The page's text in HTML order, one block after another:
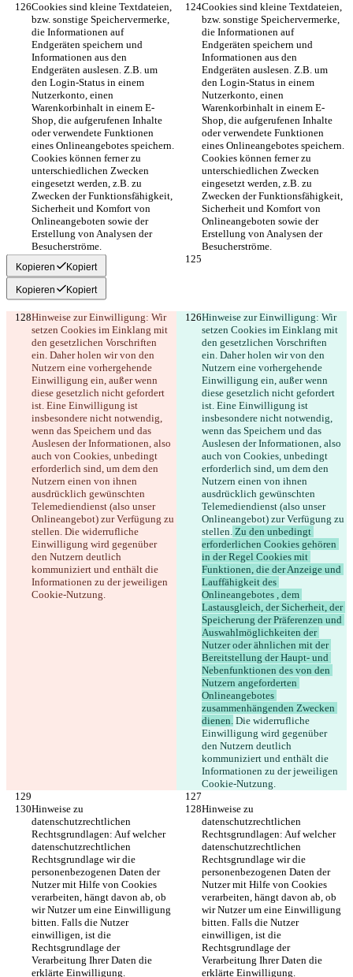
Cookies sind kleine Textdateien,
bzw. sonstige Speichervermerke,
die Informationen auf
Endgeräten speichern und
Informationen aus den
Endgeräten auslesen. Z.B. um
den Login-Status in einem
Nutzerkonto, einen
Warenkorbinhalt in einem E-
Shop, die aufgerufenen Inhalte
oder verwendete Funktionen
eines Onlineangebotes speichern.
Cookies können ferner zu
unterschiedlichen Zwecken
eingesetzt werden, z.B. zu
Zwecken der Funktionsfähigkeit,
Sicherheit und Komfort von
Onlineangeboten sowie der
Erstellung von Analysen der
Besucherströme.
Cookies sind kleine Textdateien,
bzw. sonstige Speichervermerke,
die Informationen auf
Endgeräten speichern und
Informationen aus den
Endgeräten auslesen. Z.B. um
den Login-Status in einem
Nutzerkonto, einen
Warenkorbinhalt in einem E-
Shop, die aufgerufenen Inhalte
oder verwendete Funktionen
eines Onlineangebotes speichern.
Cookies können ferner zu
unterschiedlichen Zwecken
eingesetzt werden, z.B. zu
Zwecken der Funktionsfähigkeit,
Sicherheit und Komfort von
Onlineangeboten sowie der
Erstellung von Analysen der
Besucherströme.
Kopieren Kopiert
Kopieren Kopiert
Hinweise zur Einwilligung: Wir
setzen Cookies im Einklang mit
den gesetzlichen Vorschriften
ein. Daher holen wir von den
Nutzern eine vorhergehende
Einwilligung ein, außer wenn
diese gesetzlich nicht gefordert
ist. Eine Einwilligung ist
insbesondere nicht notwendig,
wenn das Speichern und das
Auslesen der Informationen, also
auch von Cookies, unbedingt
erforderlich sind, um dem den
Nutzern einen von ihnen
ausdrücklich gewünschten
Telemediendienst (also unser
Onlineangebot) zur Verfügung zu
stellen. Die widerrufliche
Einwilligung wird gegenüber
den Nutzern deutlich
kommuniziert und enthält die
Informationen zu der jeweiligen
Cookie-Nutzung.
Hinweise zur Einwilligung: Wir
setzen Cookies im Einklang mit
den gesetzlichen Vorschriften
ein. Daher holen wir von den
Nutzern eine vorhergehende
Einwilligung ein, außer wenn
diese gesetzlich nicht gefordert
ist. Eine Einwilligung ist
insbesondere nicht notwendig,
wenn das Speichern und das
Auslesen der Informationen, also
auch von Cookies, unbedingt
erforderlich sind, um dem den
Nutzern einen von ihnen
ausdrücklich gewünschten
Telemediendienst (also unser
Onlineangebot) zur Verfügung zu
stellen. Zu den unbedingt
erforderlichen Cookies gehören
in der Regel Cookies mit
Funktionen, die der Anzeige und
Lauffähigkeit des
Onlineangebotes , dem
Lastausgleich, der Sicherheit, der
Speicherung der Präferenzen und
Auswahlmöglichkeiten der
Nutzer oder ähnlichen mit der
Bereitstellung der Haupt- und
Nebenfunktionen des von den
Nutzern angeforderten
Onlineangebotes
zusammenhängenden Zwecken
dienen. Die widerrufliche
Einwilligung wird gegenüber
den Nutzern deutlich
kommuniziert und enthält die
Informationen zu der jeweiligen
Cookie-Nutzung.
Hinweise zu
datenschutzrechtlichen
Rechtsgrundlagen: Auf welcher
datenschutzrechtlichen
Rechtsgrundlage wir die
personenbezogenen Daten der
Nutzer mit Hilfe von Cookies
verarbeiten, hängt davon ab, ob
wir Nutzer um eine Einwilligung
bitten. Falls die Nutzer
einwilligen, ist die
Rechtsgrundlage der
Verarbeitung Ihrer Daten die
erklärte Einwilligung.
Hinweise zu
datenschutzrechtlichen
Rechtsgrundlagen: Auf welcher
datenschutzrechtlichen
Rechtsgrundlage wir die
personenbezogenen Daten der
Nutzer mit Hilfe von Cookies
verarbeiten, hängt davon ab, ob
wir Nutzer um eine Einwilligung
bitten. Falls die Nutzer
einwilligen, ist die
Rechtsgrundlage der
Verarbeitung Ihrer Daten die
erklärte Einwilligung.